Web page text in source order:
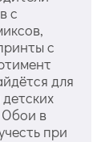
с
с
для
Обои в
при